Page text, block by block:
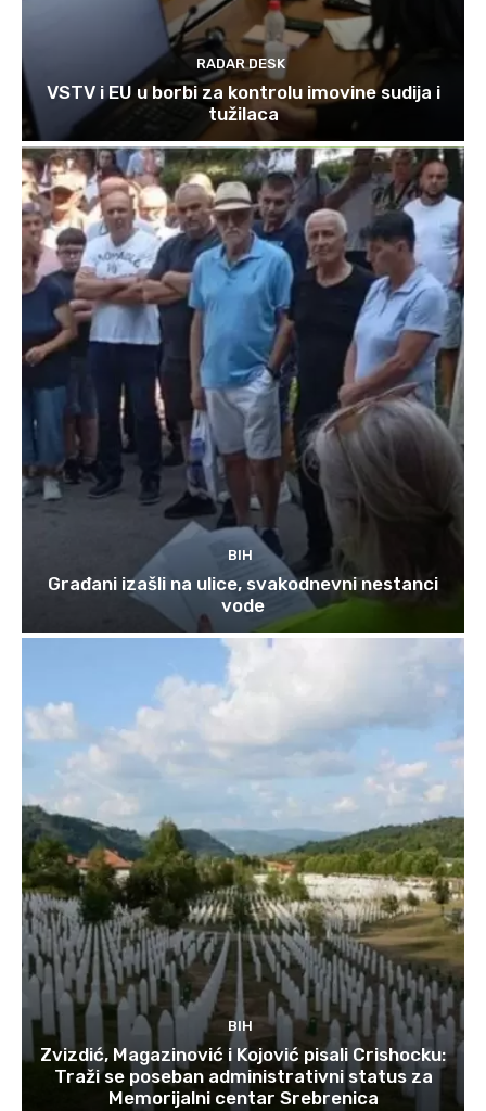
RADAR DESK
VSTV i EU u borbi za kontrolu imovine sudija i
tužilaca
BIH
Građani izašli na ulice, svakodnevni nestanci
vode
BIH
Zvizdić, Magazinović i Kojović pisali Crishocku:
Traži se poseban administrativni status za
Memorijalni centar Srebrenica